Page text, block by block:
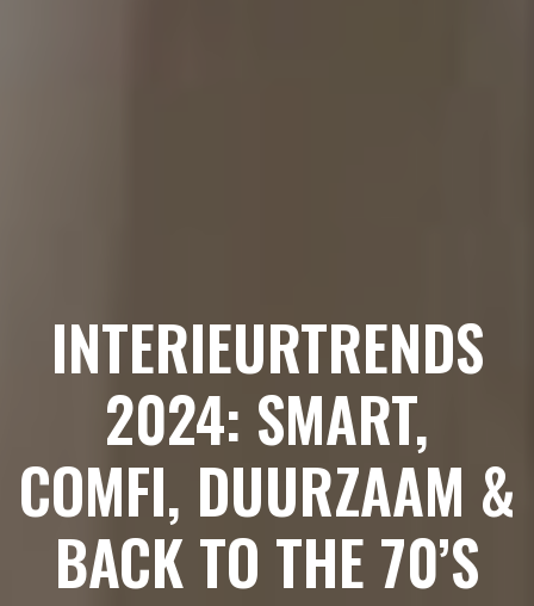
INTERIEURTRENDS
2024: SMART,
COMFI, DUURZAAM &
BACK TO THE 70’S